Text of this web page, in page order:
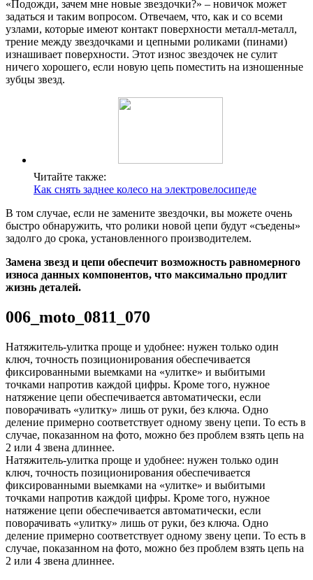
«Подожди, зачем мне новые звездочки?» – новичок может
задаться и таким вопросом. Отвечаем, что, как и со всеми
узлами, которые имеют контакт поверхности металл-металл,
трение между звездочками и цепными роликами (пинами)
изнашивает поверхности. Этот износ звездочек не сулит
ничего хорошего, если новую цепь поместить на изношенные
зубцы звезд.
Читайте также:
Как снять заднее колесо на электровелосипеде
В том случае, если не замените звездочки, вы можете очень
быстро обнаружить, что ролики новой цепи будут «съедены»
задолго до срока, установленного производителем.
Замена звезд и цепи обеспечит возможность равномерного
износа данных компонентов, что максимально продлит
жизнь деталей.
006_moto_0811_070
Натяжитель-улитка проще и удобнее: нужен только один
ключ, точность позиционирования обеспечивается
фиксированными выемками на «улитке» и выбитыми
точками напротив каждой цифры. Кроме того, нужное
натяжение цепи обеспечивается автоматически, если
поворачивать «улитку» лишь от руки, без ключа. Одно
деление примерно соответствует одному звену цепи. То есть в
случае, показанном на фото, можно без проблем взять цепь на
2 или 4 звена длиннее.
Натяжитель-улитка проще и удобнее: нужен только один
ключ, точность позиционирования обеспечивается
фиксированными выемками на «улитке» и выбитыми
точками напротив каждой цифры. Кроме того, нужное
натяжение цепи обеспечивается автоматически, если
поворачивать «улитку» лишь от руки, без ключа. Одно
деление примерно соответствует одному звену цепи. То есть в
случае, показанном на фото, можно без проблем взять цепь на
2 или 4 звена длиннее.